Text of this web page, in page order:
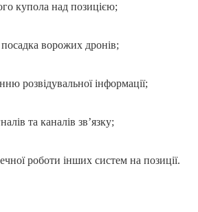
купола над позицією;
ворожих дронів;
розвідувальної інформації;
та каналів зв’язку;
роботи інших систем на позиції.